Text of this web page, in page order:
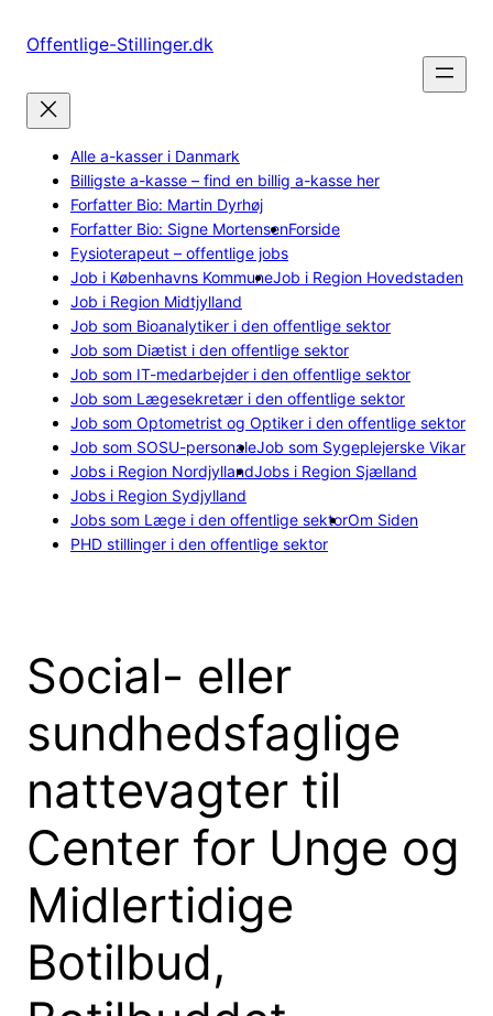
Offentlige-Stillinger.dk
Alle a-kasser i Danmark
Billigste a-kasse – find en billig a-kasse her
Forfatter Bio: Martin Dyrhøj
Forfatter Bio: Signe MortensenForside
Fysioterapeut – offentlige jobs
Job i Københavns KommuneJob i Region Hovedstaden
Job i Region Midtjylland
Job som Bioanalytiker i den offentlige sektor
Job som Diætist i den offentlige sektor
Job som IT-medarbejder i den offentlige sektor
Job som Lægesekretær i den offentlige sektor
Job som Optometrist og Optiker i den offentlige sektor
Job som SOSU-personaleJob som Sygeplejerske Vikar
Jobs i Region NordjyllandJobs i Region Sjælland
Jobs i Region Sydjylland
Jobs som Læge i den offentlige sektorOm Siden
PHD stillinger i den offentlige sektor
Social- eller
sundhedsfaglige
nattevagter til
Center for Unge og
Midlertidige
Botilbud,